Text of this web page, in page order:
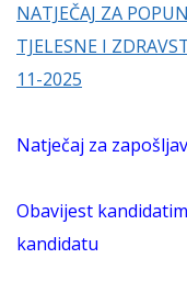
NATJEČAJ ZA
TJELESNE I
11-2025
Natječaj za
Obavijest
kandidatu